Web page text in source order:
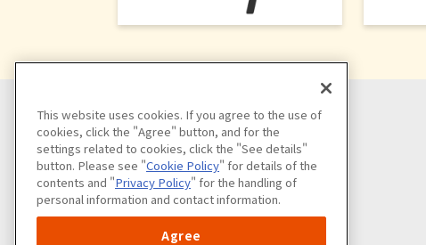
This website uses cookies. If you agree to the use of
cookies, click the "Agree" button, and for the
settings related to cookies, click the "See details"
button. Please see "Cookie Policy" for details of the
contents and "Privacy Policy" for the handling of
personal information and contact information.
Agree